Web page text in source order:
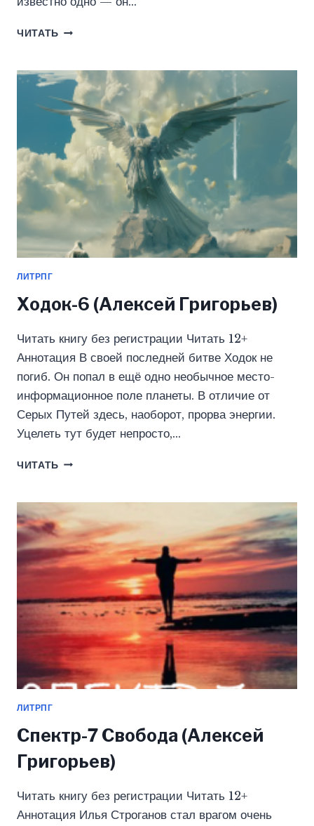
ЧИТАТЬ ХОДОК.НОВЫЙ
ГРИГОРЬЕВ)
ЛИТРПГ
Ходок-6 (Алексей Григорьев)
Читать книгу без регистрации Читать 12+
Аннотация В своей последней битве Ходок не
погиб. Он попал в ещё одно необычное место-
информационное поле планеты. В отличие от
Серых Путей здесь, наоборот, прорва энергии.
Уцелеть тут будет непросто,…
ЧИТАТЬ ХОДОК-6
ЛИТРПГ
Спектр-7 Свобода (Алексей
Григорьев)
Читать книгу без регистрации Читать 12+
Аннотация Илья Строганов стал врагом очень